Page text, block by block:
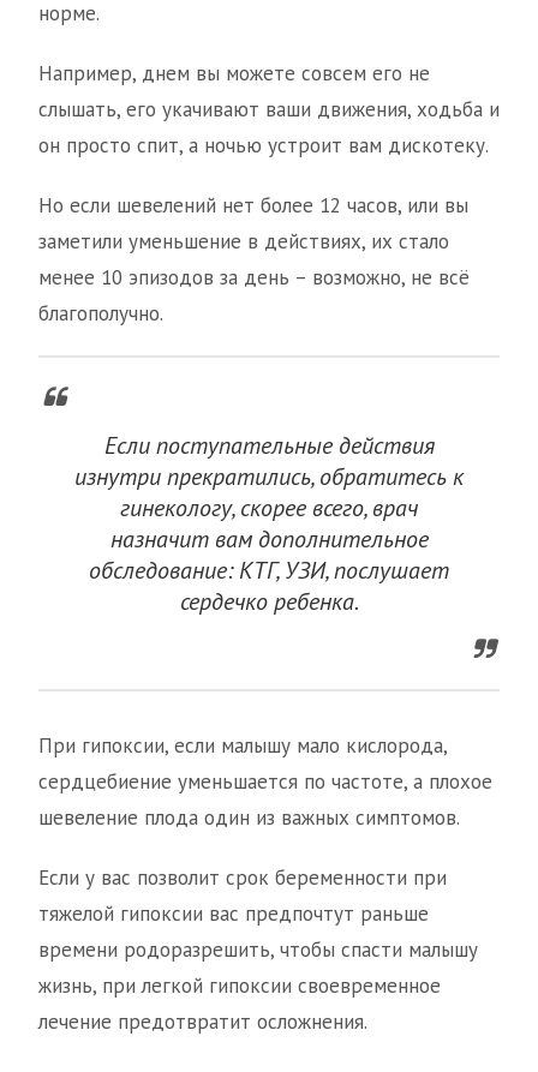
норме.
Например, днем вы можете совсем его не
слышать, его укачивают ваши движения, ходьба и
он просто спит, а ночью устроит вам дискотеку.
Но если шевелений нет более 12 часов, или вы
заметили уменьшение в действиях, их стало
менее 10 эпизодов за день – возможно, не всё
благополучно.
Если поступательные действия
изнутри прекратились, обратитесь к
гинекологу, скорее всего, врач
назначит вам дополнительное
обследование: КТГ, УЗИ, послушает
сердечко ребенка.
При гипоксии, если малышу мало кислорода,
сердцебиение уменьшается по частоте, а плохое
шевеление плода один из важных симптомов.
Если у вас позволит срок беременности при
тяжелой гипоксии вас предпочтут раньше
времени родоразрешить, чтобы спасти малышу
жизнь, при легкой гипоксии своевременное
лечение предотвратит осложнения.